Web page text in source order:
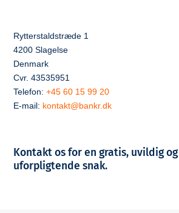
Rytterstaldstræde 1
4200 Slagelse
Denmark
Cvr. 43535951
Telefon:+45 60 15 99 20
E-mail: kontakt@bankr.dk
Kontakt os for en gratis, uvildig og
uforpligtende snak.